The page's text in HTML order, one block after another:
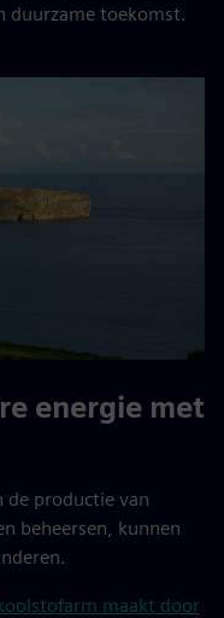
duurzame toekomst.
energie met
de productie van
beheersen, kunnen
maakt door